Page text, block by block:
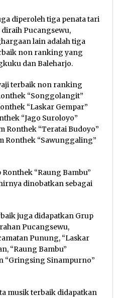
diperoleh tiga penata tari
Pucangsewu,
lain adalah tiga
non ranking yang
dan Baleharjo.
terbaik non ranking
“Songgolangit”
“Laskar Gempar”
“Jago Suroloyo”
Ronthek “Teratai Budoyo”
Ronthek “Sawunggaling”
“Raung Bambu”
dinobatkan sebagai
juga didapatkan Grup
Pucangsewu,
Punung, “Laskar
“Raung Bambu”
“Gringsing Sinampurno”
musik terbaik didapatkan